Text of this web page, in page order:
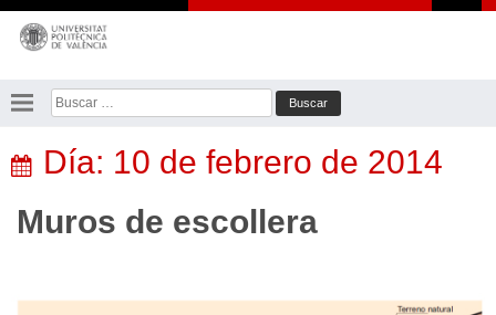
Saltar
contenido
Buscar:
Día: 10 de febrero de 2014
Muros de escollera